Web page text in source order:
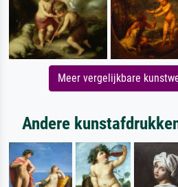
Meer vergelijkbare
Andere